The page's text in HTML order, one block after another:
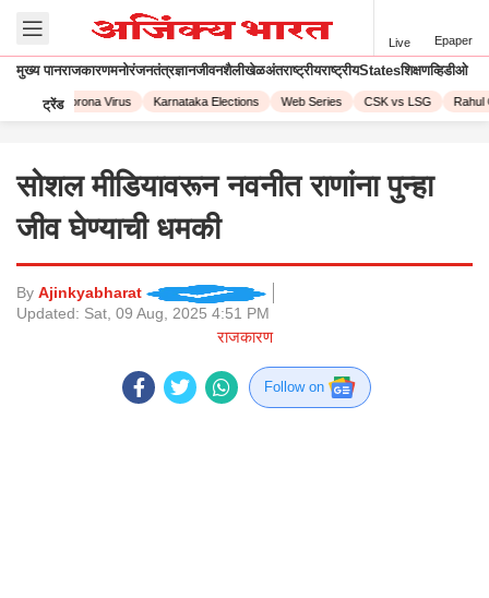
Live Epaper
मुख्य पानराजकारणमनोरंजनतंत्रज्ञानजीवनशैलीखेळअंतराष्ट्रीयराष्ट्रीयStatesशिक्षणव्हिडीओ
ट्रेंडCorona Virus Karnataka Elections Web Series CSK vs LSG Rahul
सोशल मीडियावरून नवनीत राणांना पुन्हा
जीव घेण्याची धमकी
By Ajinkyabharat
Updated: Sat, 09 Aug, 2025 4:51 PM
राजकारण
Follow on